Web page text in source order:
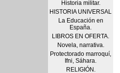
Historia militar.
HISTORIA UNIVERSAL
La Educación en
España.
LIBROS EN OFERTA.
Novela, narrativa.
Protectorado marroquí,
Ifni, Sáhara.
RELIGIÓN.